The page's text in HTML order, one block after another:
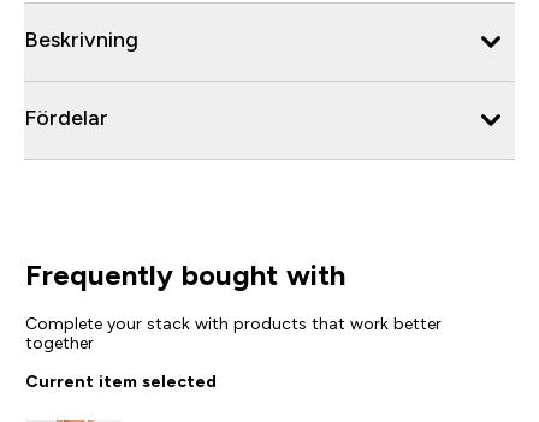
Beskrivning
Fördelar
Frequently bought with
Complete your stack with products that work better
together
Current item selected